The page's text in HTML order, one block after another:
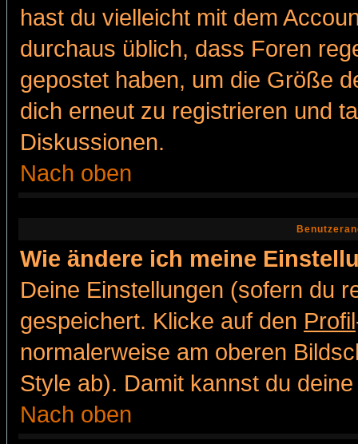
hast du vielleicht mit dem
durchaus üblich, dass Foren
gepostet haben, um die Größe
dich erneut zu registrieren und
Diskussionen.
Nach oben
Wie ändere ich meine
Deine Einstellungen (sofern du
gespeichert. Klicke auf den Profil
normalerweise am oberen
Style ab). Damit kannst du
Nach oben